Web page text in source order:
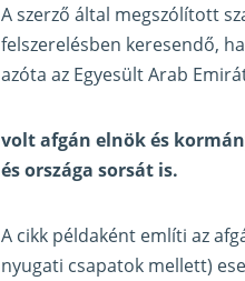
A szerző által megszólított
felszerelésben keresendő,
azóta az Egyesült Arab
volt afgán elnök és
és országa sorsát is.
A cikk példaként említi az
nyugati csapatok mellett)